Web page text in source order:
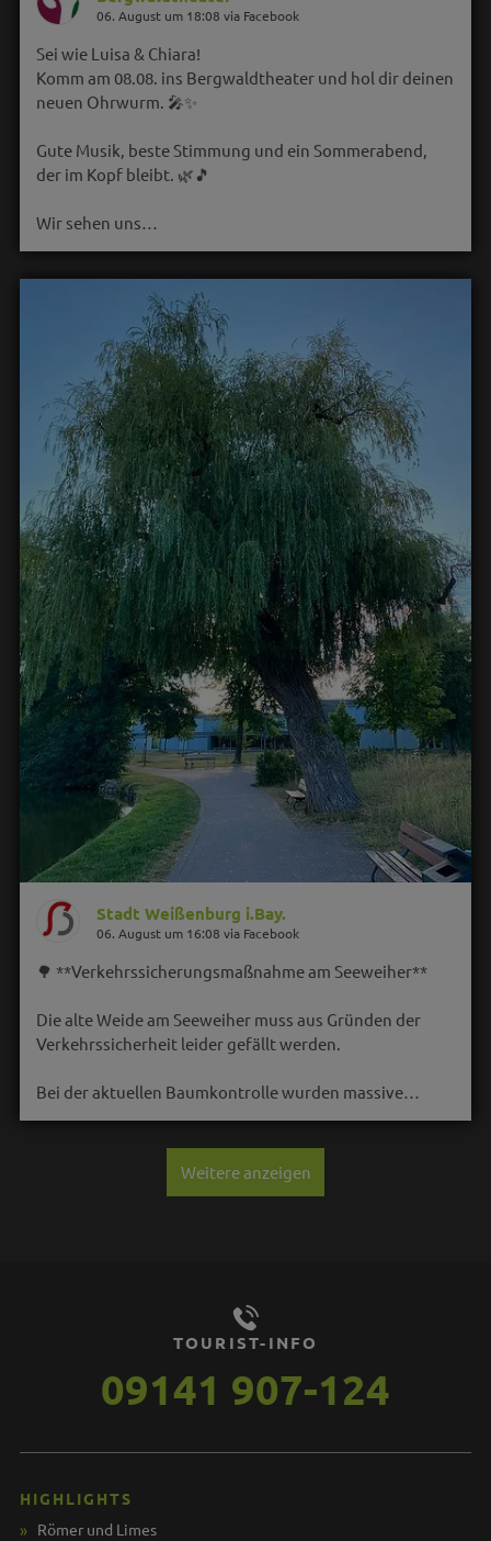
06. August um 18:08 via Facebook
Sei wie Luisa & Chiara!
Komm am 08.08. ins Bergwaldtheater und hol dir deinen
neuen Ohrwurm. 🎤✨
Gute Musik, beste Stimmung und ein Sommerabend,
der im Kopf bleibt. 🌿🎵
Wir sehen uns…
Stadt Weißenburg i.Bay.
06. August um 16:08 via Facebook
🌳 **Verkehrssicherungsmaßnahme am Seeweiher**
Die alte Weide am Seeweiher muss aus Gründen der
Verkehrssicherheit leider gefällt werden.
Bei der aktuellen Baumkontrolle wurden massive…
Weitere anzeigen
TOURIST-INFO
09141 907-124
HIGHLIGHTS
Römer und Limes